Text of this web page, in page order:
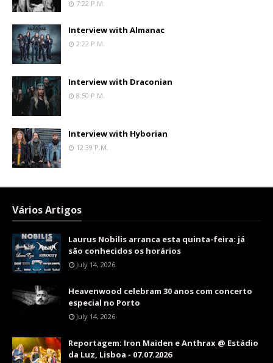
7:22 P.m.
Interview with Almanac
2:22 P.m.
Interview with Draconian
8:50 P.m.
Interview with Hyborian
12:39 P.m.
Vários Artigos
Laurus Nobilis arranca esta quinta-feira: já
são conhecidos os horários
July 14, 2026
Heavenwood celebram 30 anos com concerto
especial no Porto
July 14, 2026
Reportagem: Iron Maiden e Anthrax @ Estádio
da Luz, Lisboa - 07.07.2026